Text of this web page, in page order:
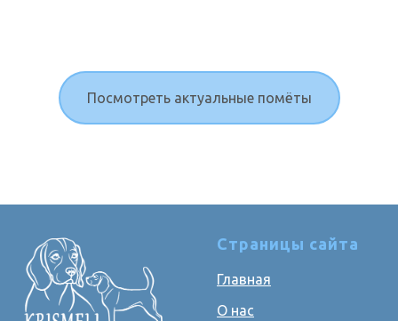
Посмотреть актуальные помёты
Страницы сайта
Главная
О нас